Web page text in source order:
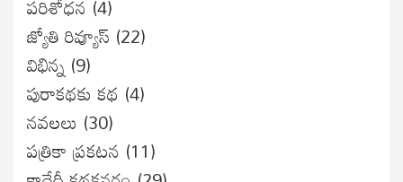
జ్యోతి రివ్యూస్ (22)
విభిన్న (9)
పురాకథకు కథ (4)
నవలలు (30)
పత్రికా ప్రకటన (11)